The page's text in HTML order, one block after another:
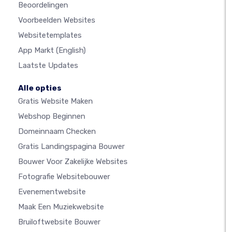
Beoordelingen
Voorbeelden Websites
Websitetemplates
App Markt (English)
Laatste Updates
Alle opties
Gratis Website Maken
Webshop Beginnen
Domeinnaam Checken
Gratis Landingspagina Bouwer
Bouwer Voor Zakelijke Websites
Fotografie Websitebouwer
Evenementwebsite
Maak Een Muziekwebsite
Bruiloftwebsite Bouwer